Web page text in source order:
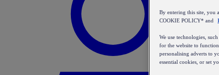
By entering this site, you
COOKIE POLICY* and
We use technologies,
for the website to
personalising adverts to
essential cookies, or set